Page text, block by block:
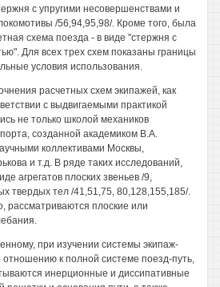
с упругими несовершенствами и
/56,94,95,98/. Кроме того, была
схема поезда - в виде "стержня с
Для всех трех схем показаны границы
условия использования.
расчетных схем экипажей, как
с выдвигаемыми практикой
не только школой механиков
созданной академиком В.А.
коллективами Москвы,
и т.д. В ряде таких исследований,
агрегатов плоских звеньев /9,
твердых тел /41,51,75, 80,128,155,185/.
рассматриваются плоские или
при изучении системы экипаж-
отношению к полной системе поезд-путь,
инерционные и диссипативные